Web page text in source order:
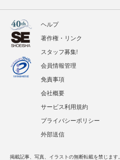
ヘルプ
著作権・リンク
スタッフ募集!
会員情報管理
免責事項
会社概要
サービス利用規約
プライバシーポリシー
外部送信
掲載記事、写真、イラストの無断転載を禁じます。